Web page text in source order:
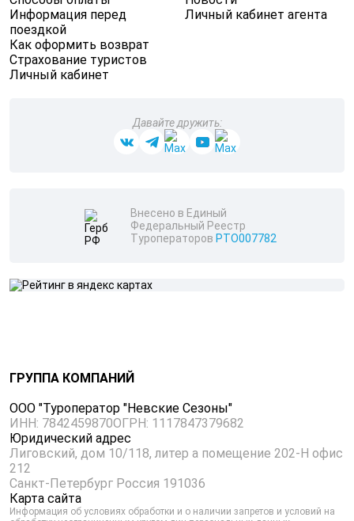
Информация перед
поездкой
Как оформить возврат
Страхование туристов
Личный кабинет
Личный кабинет агента
ГРУППА КОМПАНИЙ
ООО "Туроператор "Невские Сезоны"
ИНН: 7842459870ОГРН: 1117847379682
Юридический адрес
Лиговский, дом 10/118, литер а помещение 202-Н офис
212
Санкт-Петербург Россия 191036
Карта сайта
Информация об условиях обработки и о наличии запретов и условий на
Давайте дружить:
Внесено в Единый
Федеральный Реестр
Туроператоров РТО007782